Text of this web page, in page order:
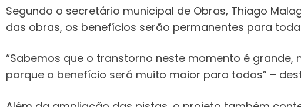
Segundo o secretário municipal de Obras, Thiago
das obras, os benefícios serão permanentes para
“Sabemos que o transtorno neste momento é
porque o benefício será muito maior para todos” –